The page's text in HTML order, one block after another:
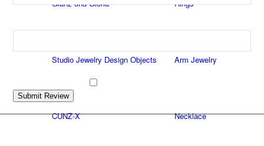
Glanz und Gloria
Studio Jewelry Design Objects
CUNZ-X
Rings
Arm Jewelry
Necklace
Submit Review